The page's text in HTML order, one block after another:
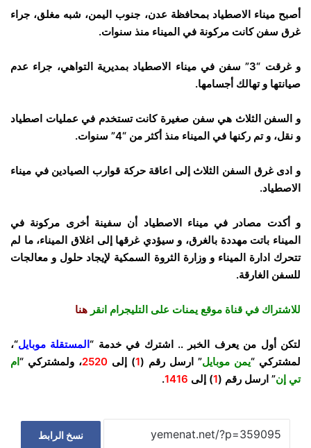
أصبح ميناء الاصطياد بمحافظة عدن، جنوب اليمن، شبه مغلق، جراء
غرق سفن كانت مركونة في الميناء منذ سنوات.
و غرقت “3” سفن في ميناء الاصطياد بمديرية التواهي، جراء عدم
صيانتها و تهالك أجسامها.
و السفن الثلاث هي سفن صغيرة كانت تستخدم في عمليات اصطياد
و نقل، و تم ركنها في الميناء منذ أكثر من “4” سنوات.
و ادى غرق السفن الثلاث إلى اعاقة حركة قوارب الصيادين في ميناء
الاصطياد.
و أكدت مصادر في ميناء الاصطياد أن سفينة أخرى مركونة في
الميناء باتت مهددة بالغرق، و سيؤدي غرقها إلى اغلاق الميناء، ما لم
تتحرك ادارة الميناء و وزارة الثروة السمكية لإيجاد حلول و معالجات
للسفن الغارقة.
للاشتراك في قناة موقع يمنات على التليجرام انقر هنا
لتكن أول من يعرف الخبر .. اشترك في خدمة “المستقلة موبايل“،
لمشتركي “يمن موبايل” ارسل رقم (1) إلى ، ولمشتركي “ام
تي إن” ارسل رقم (1) إلى 1416
.
نسخ الرابط